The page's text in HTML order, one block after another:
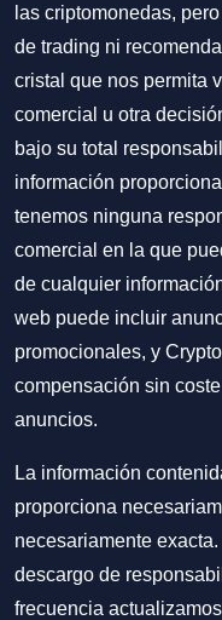
las criptomonedas,
de trading ni
cristal que nos permita
comercial u otra
bajo su total
información
tenemos ninguna
comercial en la que
de cualquier
web puede incluir
promocionales, y
compensación sin
anuncios.
La información
proporciona
necesariamente
descargo de
frecuencia